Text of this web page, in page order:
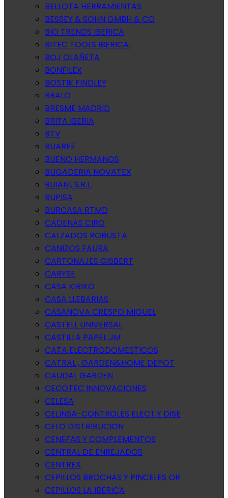
BELLOTA HERRAMIENTAS
BESSEY & SOHN GMBH & CO
BIO TRENDS IBERICA
BITEC TOOLS IBERICA.
BOJ OLAÑETA
BONFILEX
BOSTIK FINDLEY
BRALO
BRESME MADRID
BRITA IBERIA
BTV
BUARFE
BUENO HERMANOS
BUGADERIA NOVATEX
BUIANI, S.R.L.
BUPISA
BURCASA RTMD
CADENAS CIRO
CALZADOS ROBUSTA
CANIZOS FAURA
CARTONAJES GISBERT
CARYSE
CASA KIRIKO
CASA LLEBARIAS
CASANOVA CRESPO MIGUEL
CASTELL UNIVERSAL
CASTILLA PAPEL JM
CATA ELECTRODOMESTICOS
CATRAL , GARDEN&HOME DEPOT
CAUDAL GARDEN
CECOTEC INNOVACIONES
CELESA
CELINSA-CONTROLES ELECT.Y DISE
CELO DISTRIBUCION
CENEFAS Y COMPLEMENTOS
CENTRAL DE ENREJADOS
CENTREX
CEPILLOS BROCHAS Y PINCELES OR
CEPILLOS LA IBERICA